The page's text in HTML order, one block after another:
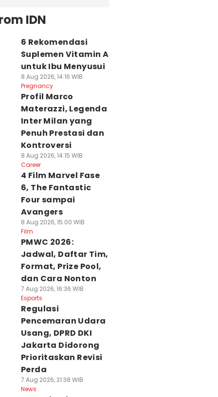
IDN
6 Rekomendasi
Suplemen Vitamin A
untuk Ibu Menyusui
8 Aug 2026, 14:16 WIB
Pregnancy
Profil Marco
Materazzi, Legenda
Inter Milan yang
Penuh Prestasi dan
Kontroversi
8 Aug 2026, 14:15 WIB
Career
4 Film Marvel Fase
6, The Fantastic
Four sampai
Avangers
8 Aug 2026, 15:00 WIB
Film
PMWC 2026:
Jadwal, Daftar Tim,
Format, Prize Pool,
dan Cara Nonton
7 Aug 2026, 16:36 WIB
Esports
Regulasi
Pencemaran Udara
Usang, DPRD DKI
Jakarta Didorong
Prioritaskan Revisi
Perda
7 Aug 2026, 21:38 WIB
News